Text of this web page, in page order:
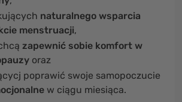
naturalnego wsparcia
menstruacji,
zapewnić sobie komfort w
oraz
poprawić swoje samopoczucie
w ciągu miesiąca.